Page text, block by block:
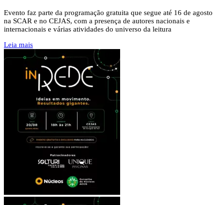
Evento faz parte da programação gratuita que segue até 16 de agosto
na SCAR e no CEJAS, com a presença de autores nacionais e
internacionais e várias atividades do universo da leitura
Leia mais